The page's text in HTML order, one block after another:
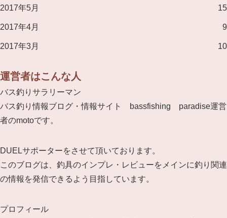
2017年5月 15
2017年4月 9
2017年3月 10
運営者はこんな人
バス釣りサラリーマン
バス釣り情報ブログ・情報サイト bassfishing paradise運営
者のmotoです。
DUELサポーターをさせて頂いております。
このブログは、釣具のインプレ・レビューをメインに釣り関連
の情報を発信できるよう目指しています。
プロフィール